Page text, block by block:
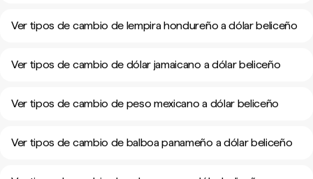
Ver tipos de cambio de lempira hondureño a dólar beliceño
Ver tipos de cambio de dólar jamaicano a dólar beliceño
Ver tipos de cambio de peso mexicano a dólar beliceño
Ver tipos de cambio de balboa panameño a dólar beliceño